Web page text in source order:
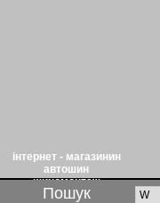
інтернет - магазинин
автошин
шиномонтаж
Пошук